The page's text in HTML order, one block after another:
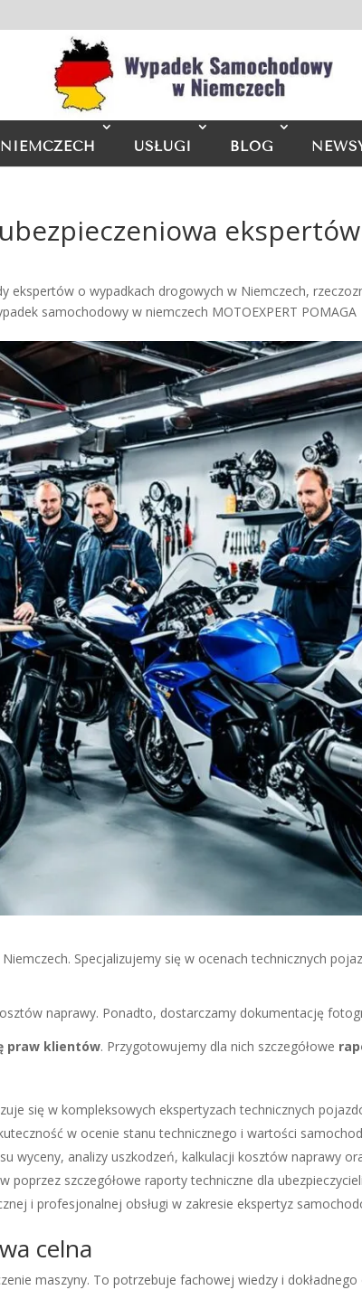
USŁUGI BLOG
ekspertów o wypadkach drogowych w Niemczech,
samochodowy w niemczech MOTOEXPERT POMAGA
Niemczech. Specjalizujemy się w ocenach technicznych
naprawy. Ponadto, dostarczamy dokumentację
praw klientów. Przygotowujemy dla nich szczegółowe
się w kompleksowych ekspertyzach technicznych
w ocenie stanu technicznego i wartości
wyceny, analizy uszkodzeń, kalkulacji kosztów naprawy
szczegółowe raporty techniczne dla
i profesjonalnej obsługi w zakresie ekspertyz
celna
maszyny. To potrzebuje fachowej wiedzy i dokładnego